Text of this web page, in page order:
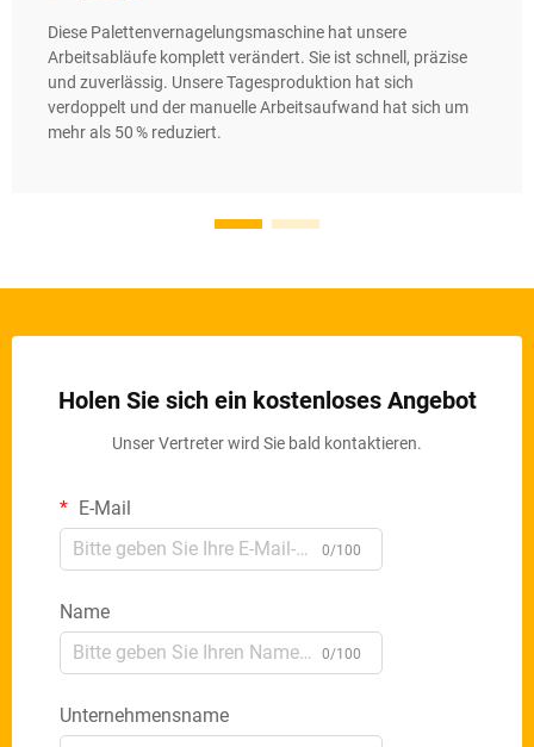
Diese Palettenvernagelungsmaschine hat unsere
Arbeitsabläufe komplett verändert. Sie ist schnell, präzise
und zuverlässig. Unsere Tagesproduktion hat sich
verdoppelt und der manuelle Arbeitsaufwand hat sich um
mehr als 50 % reduziert.
Holen Sie sich ein kostenloses Angebot
Unser Vertreter wird Sie bald kontaktieren.
E-Mail
0/100
Name
0/100
Unternehmensname